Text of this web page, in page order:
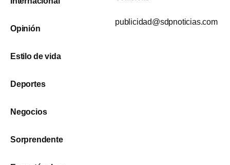
Opinión
Estilo de vida
Deportes
Negocios
Sorprendente
publicidad@sdpnoticias.com